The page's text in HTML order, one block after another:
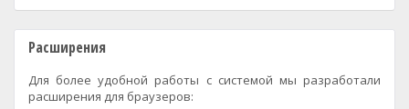
Расширения
Для более удобной работы с системой мы разработали
расширения для браузеров: